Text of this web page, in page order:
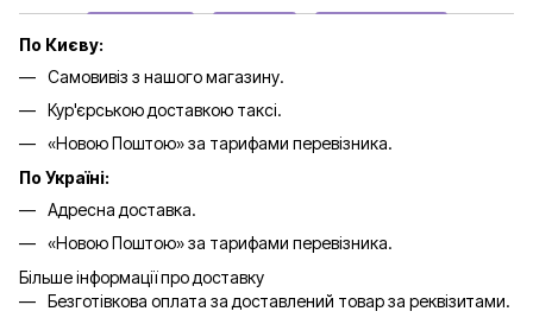
По Києву:
Самовивіз з нашого магазину.
Кур'єрською доставкою таксі.
«Новою Поштою» за тарифами перевізника.
По Україні:
Адресна доставка.
«Новою Поштою» за тарифами перевізника.
Більше інформації про доставку
Безготівкова оплата за доставлений товар за реквізитами.